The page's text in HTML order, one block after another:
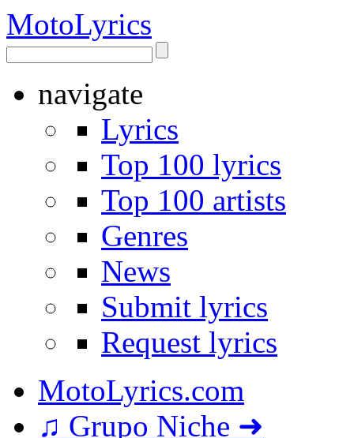
MotoLyrics
navigate
Lyrics
Top 100 lyrics
Top 100 artists
Genres
News
Submit lyrics
Request lyrics
MotoLyrics.com
♫ Grupo Niche ➜